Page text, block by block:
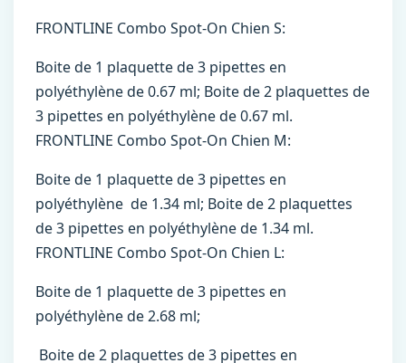
FRONTLINE Combo Spot-On Chien S:
Boite de 1 plaquette de 3 pipettes en
polyéthylène de 0.67 ml; Boite de 2 plaquettes de
3 pipettes en polyéthylène de 0.67 ml.
FRONTLINE Combo Spot-On Chien M:
Boite de 1 plaquette de 3 pipettes en
polyéthylène de 1.34 ml; Boite de 2 plaquettes
de 3 pipettes en polyéthylène de 1.34 ml.
FRONTLINE Combo Spot-On Chien L:
Boite de 1 plaquette de 3 pipettes en
polyéthylène de 2.68 ml;
Boite de 2 plaquettes de 3 pipettes en